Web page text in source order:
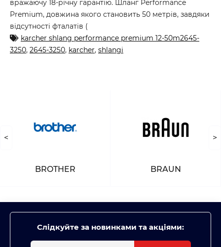
вражаючу 18-річну гарантію. Шланг Performance
Premium, довжина якого становить 50 метрів, завдяки
відсутності фталатів (
karcher shlang performance premium 12-50m2645-
3250, 2645-3250, karcher, shlangi
<
BROTHER BRAUN
>
Слідкуйте за новинками та акціями: